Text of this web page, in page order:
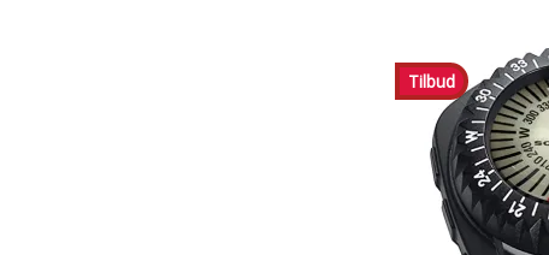
Tilbud